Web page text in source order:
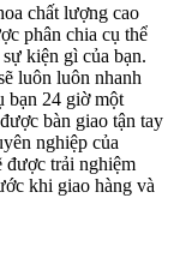
chất lượng cao
phân chia cụ thể
kiện gì của bạn.
luôn luôn nhanh
bạn 24 giờ một
bàn giao tận tay
nghiệp của
được trải nghiệm
khi giao hàng và